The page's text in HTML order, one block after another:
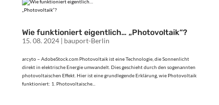
Wie funktioniert eigentlich… „Photovoltaik“?
15. 08. 2024| bauport-Berlin
arcyto – AdobeStock.com Photovoltaik ist eine Technologie, die Sonnenlicht
direkt in elektrische Energie umwandelt. Dies geschieht durch den sogenannten
photovoltaischen Effekt. Hier ist eine grundlegende Erklärung, wie Photovoltaik
funktioniert: 1. Photovoltaische...